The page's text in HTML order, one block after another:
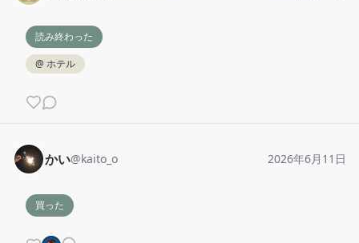
読み終わった
@ ホテル
かい@kaito_o 2026年6月11日
買った